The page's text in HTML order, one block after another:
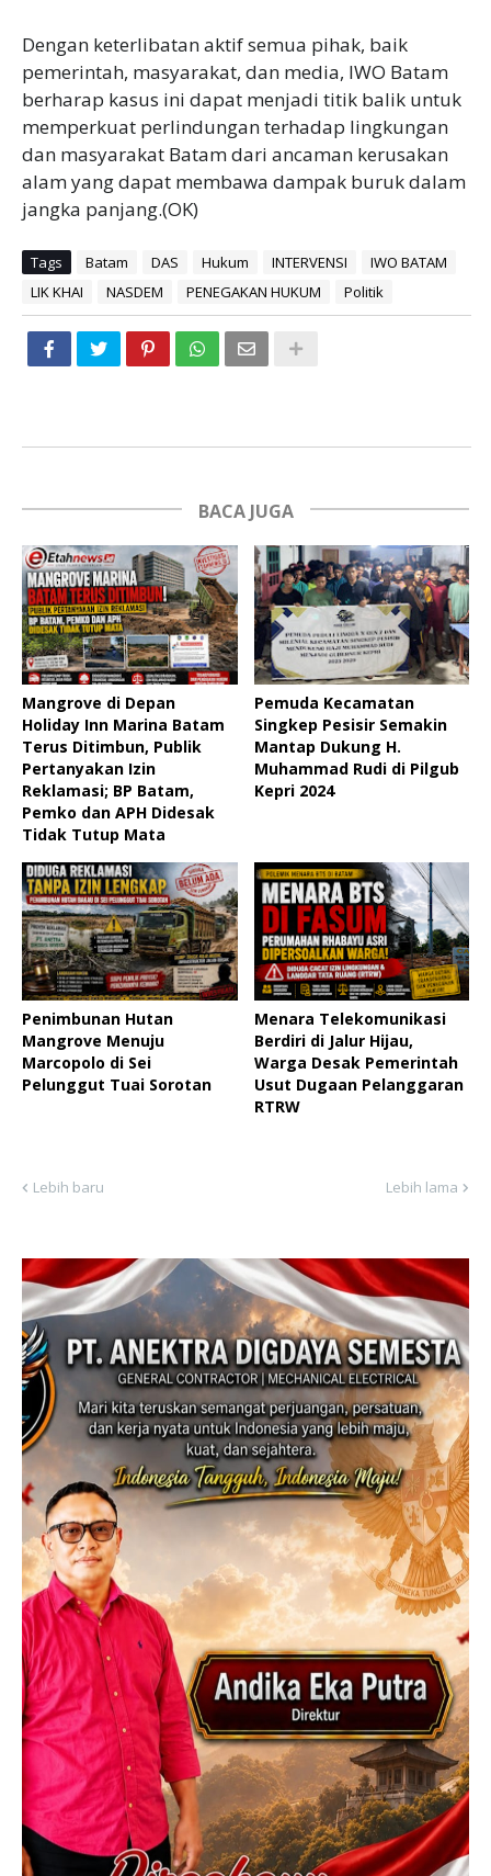
Dengan keterlibatan aktif semua pihak, baik
pemerintah, masyarakat, dan media, IWO Batam
berharap kasus ini dapat menjadi titik balik untuk
memperkuat perlindungan terhadap lingkungan
dan masyarakat Batam dari ancaman kerusakan
alam yang dapat membawa dampak buruk dalam
jangka panjang.(OK)
Tags Batam DAS Hukum INTERVENSI
IWO BATAM
LIK KHAI
NASDEM PENEGAKAN HUKUM Politik
BACA JUGA
Mangrove di Depan
Holiday Inn Marina Batam
Terus Ditimbun, Publik
Pertanyakan Izin
Reklamasi; BP Batam,
Pemko dan APH Didesak
Tidak Tutup Mata
Pemuda Kecamatan
Singkep Pesisir Semakin
Mantap Dukung H.
Muhammad Rudi di Pilgub
Kepri 2024
Penimbunan Hutan
Mangrove Menuju
Marcopolo di Sei
Pelunggut Tuai Sorotan
Menara Telekomunikasi
Berdiri di Jalur Hijau,
Warga Desak Pemerintah
Usut Dugaan Pelanggaran
RTRW
Lebih baru Lebih lama